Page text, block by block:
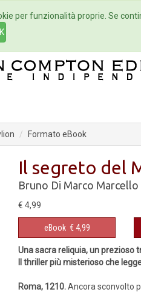
Eventi
Formato eBook
Il segreto del
Bruno Di Marco Marcello
€ 4,99
eBook € 4,99
Una sacra reliquia, un prezioso
Il thriller più misterioso che
Roma, 1210.Ancora sconvolto
per funzionalità proprie. Se